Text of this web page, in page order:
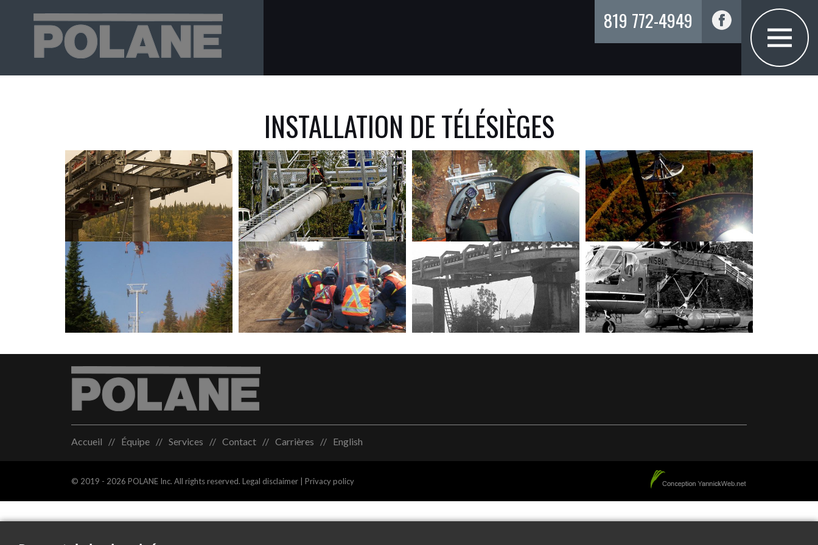
819 772-4949
INSTALLATION DE TÉLÉSIÈGES
Accueil Équipe Services Contact Carrières English
© 2019 - 2026 POLANE Inc. All rights reserved. Legal disclaimer | Privacy policy